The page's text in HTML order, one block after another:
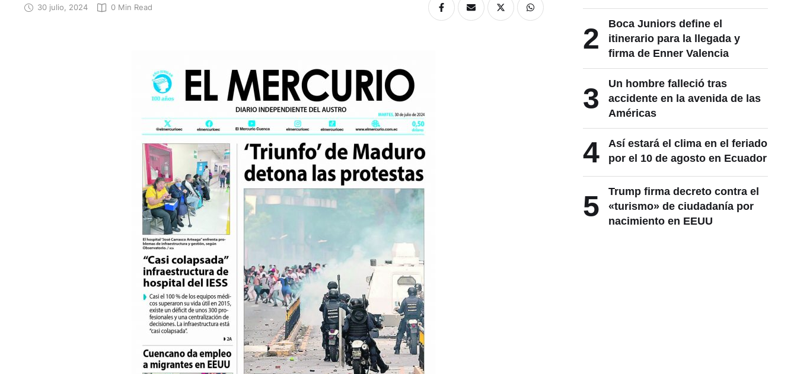
30 julio, 2024 0 Min Read
2
Boca Juniors define el
itinerario para la llegada y
firma de Enner Valencia
3
Un hombre falleció tras
accidente en la avenida de las
Américas
4
Así estará el clima en el feriado
por el 10 de agosto en Ecuador
5
Trump firma decreto contra el
«turismo» de ciudadanía por
nacimiento en EEUU